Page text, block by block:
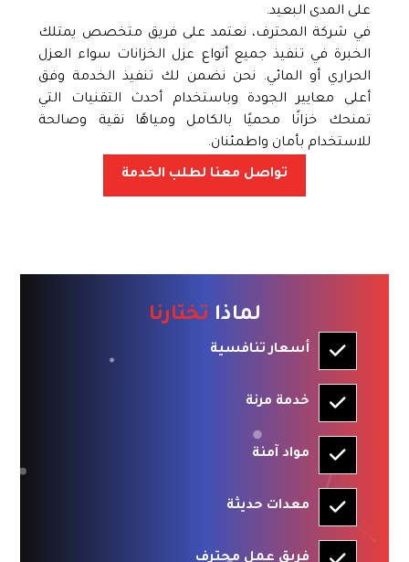
على المدى البعيد.
في شركة المحترف، نعتمد على فريق متخصص يمتلك
الخبرة في تنفيذ جميع أنواع عزل الخزانات سواء العزل
الحراري أو المائي. نحن نضمن لك تنفيذ الخدمة وفق
أعلى معايير الجودة وباستخدام أحدث التقنيات التي
تمنحك خزانًا محميًا بالكامل ومياهًا نقية وصالحة
للاستخدام بأمان واطمئنان.
تواصل معنا لطلب الخدمة
لماذا تختارنا
أسعار تنافسية
خدمة مرنة
مواد آمنة
معدات حديثة
فريق عمل محترف